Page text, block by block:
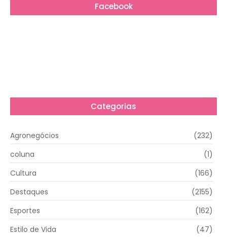
Facebook
Categorias
Agronegócios
(232)
coluna
(1)
Cultura
(166)
Destaques
(2155)
Esportes
(162)
Estilo de Vida
(47)